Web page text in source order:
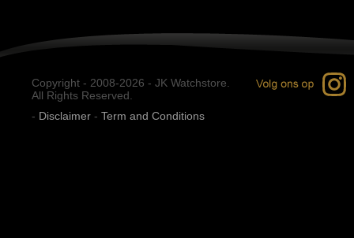
Copyright - 2008-2026 - JK Watchstore.
All Rights Reserved.
- Disclaimer - Term and Conditions